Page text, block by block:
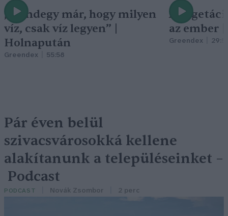
„Mindegy már, hogy milyen
víz, csak víz legyen” |
Holnapután
Greendex 55:58
A
az ember
Greendex
Pár éven belül
szivacsvárosokká kellene
alakítanunk a településeinket –
Podcast
PODCAST Novák Zsombor 2 perc